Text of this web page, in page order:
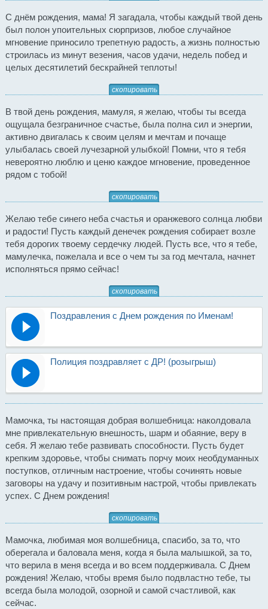
С днём рождения, мама! Я загадала, чтобы каждый твой день
был полон упоительных сюрпризов, любое случайное
мгновение приносило трепетную радость, а жизнь полностью
строилась из минут везения, часов удачи, недель побед и
целых десятилетий бескрайней теплоты!
скопировать
В твой день рождения, мамуля, я желаю, чтобы ты всегда
ощущала безграничное счастье, была полна сил и энергии,
активно двигалась к своим целям и мечтам и почаще
улыбалась своей лучезарной улыбкой! Помни, что я тебя
невероятно люблю и ценю каждое мгновение, проведенное
рядом с тобой!
скопировать
Желаю тебе синего неба счастья и оранжевого солнца любви
и радости! Пусть каждый денечек рождения собирает возле
тебя дорогих твоему сердечку людей. Пусть все, что я тебе,
мамулечка, пожелала и все о чем ты за год мечтала, начнет
исполняться прямо сейчас!
скопировать
Поздравления с Днем рождения по Именам!
Полиция поздравляет с ДР! (розыгрыш)
Мамочка, ты настоящая добрая волшебница: наколдовала
мне привлекательную внешность, шарм и обаяние, веру в
себя. Я желаю тебе развивать способности. Пусть будет
крепким здоровье, чтобы снимать порчу моих необдуманных
поступков, отличным настроение, чтобы сочинять новые
заговоры на удачу и позитивным настрой, чтобы привлекать
успех. С Днем рождения!
скопировать
Мамочка, любимая моя волшебница, спасибо, за то, что
оберегала и баловала меня, когда я была малышкой, за то,
что верила в меня всегда и во всем поддерживала. С Днем
рождения! Желаю, чтобы время было подвластно тебе, ты
всегда была молодой, озорной и самой счастливой, как
сейчас.